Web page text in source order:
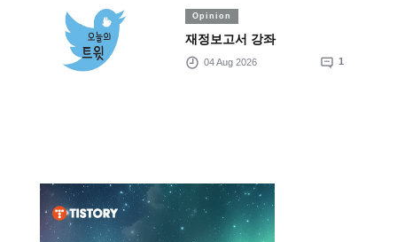
Opinion
재정보고서 강좌
04 Aug 2026 1